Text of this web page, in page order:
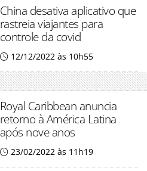
China desativa aplicativo que
rastreia viajantes para
controle da covid
12/12/2022 às 10h55
Royal Caribbean anuncia
retorno à América Latina
após nove anos
23/02/2022 às 11h19